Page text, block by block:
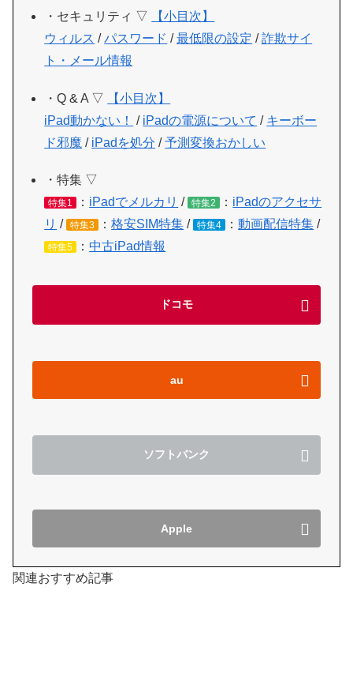
・セキュリティ ▽
【小目次】
ウィルス /パスワード /最低限の設定 /詐欺サイ
ト・メール情報
・Q & A ▽
【小目次】
iPad動かない！
/ iPadの電源について / キーボー
ド邪魔 / iPadを処分 /予測変換おかしい
・特集 ▽
特集1 ： iPadでメルカリ / 特集2 ： iPadのアクセサ
リ / 特集3 ：格安SIM特集 / 特集4 ：動画配信特集 /
特集5 ：中古iPad情報
ドコモ
au
ソフトバンク
Apple
関連おすすめ記事